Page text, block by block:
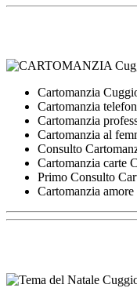
Cartomanzia
Cartomanzia
Cartomanzia
Cartomanzia al
Consulto
Cartomanzia carte
Primo Consulto
Cartomanzia